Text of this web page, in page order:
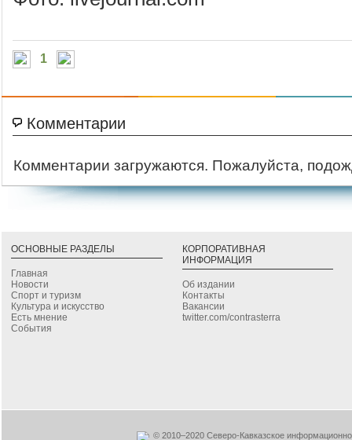
1
Комментарии
Комментарии загружаются. Пожалуйста,
ОСНОВНЫЕ РАЗДЕЛЫ
Главная
Новости
Спорт и туризм
Культура и искусство
Есть мнение
События
КОРПОРАТИВНАЯ
ИНФОРМАЦИЯ
Об издании
Контакты
Вакансии
twitter.com/contrasterra
© 2010–2020 Северо-Кавказское